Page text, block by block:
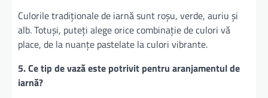
Culorile tradiționale de iarnă sunt roșu, verde, auriu și
alb. Totuși, puteți alege orice combinație de culori vă
place, de la nuanțe pastelate la culori vibrante.
5. Ce tip de vază este potrivit pentru aranjamentul de
iarnă?